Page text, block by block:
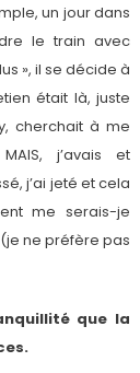
un jour dans
le train avec
», il se décide à
était là, juste
cherchait à me
j’avais et
j’ai jeté et cela
me serais-je
ne préfère pas
que la